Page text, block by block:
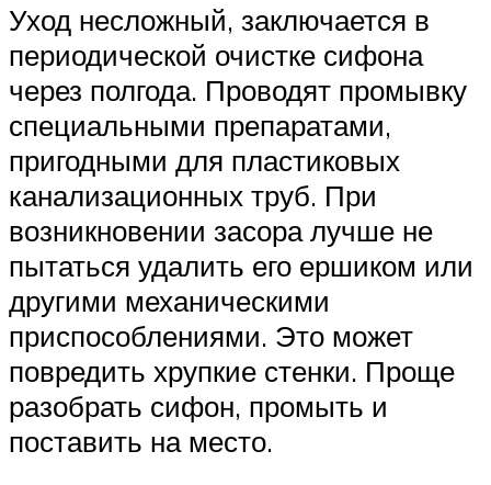
Уход несложный, заключается в
периодической очистке сифона
через полгода. Проводят промывку
специальными препаратами,
пригодными для пластиковых
канализационных труб. При
возникновении засора лучше не
пытаться удалить его ершиком или
другими механическими
приспособлениями. Это может
повредить хрупкие стенки. Проще
разобрать сифон, промыть и
поставить на место.